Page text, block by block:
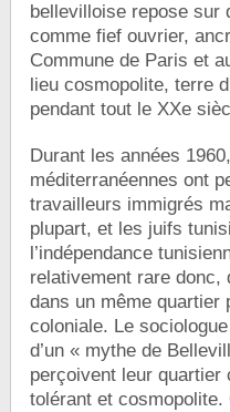
bellevilloise repose sur
comme fief ouvrier,
Commune de Paris et
lieu cosmopolite, terre
pendant tout le XXe
Durant les années
méditerranéennes ont
travailleurs immigrés
plupart, et les juifs
l’indépendance
relativement rare donc,
dans un même quartier
coloniale. Le
d’un « mythe de
perçoivent leur quartier
tolérant et